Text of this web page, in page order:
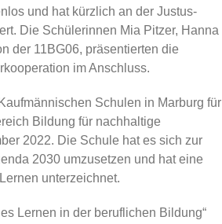
und hat kürzlich an der Justus-
Die Schülerinnen Mia Pitzer, Hanna
der 11BG06, präsentierten die
im Anschluss.
Schulen in Marburg für
Bildung für nachhaltige
2022. Die Schule hat es sich zur
2030 umzusetzen und hat eine
unterzeichnet.
Lernen in der beruflichen Bildung“